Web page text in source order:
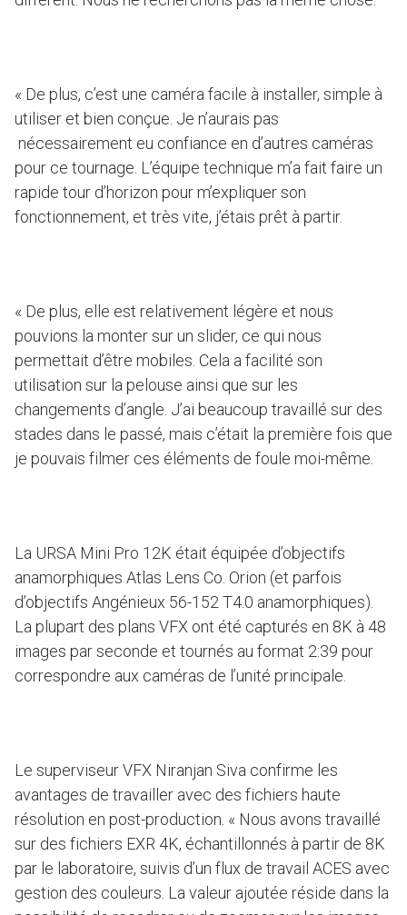
« De plus, c’est une caméra facile à installer, simple à
utiliser et bien conçue. Je n’aurais pas
nécessairement eu confiance en d’autres caméras
pour ce tournage. L’équipe technique m’a fait faire un
rapide tour d’horizon pour m’expliquer son
fonctionnement, et très vite, j’étais prêt à partir.
« De plus, elle est relativement légère et nous
pouvions la monter sur un slider, ce qui nous
permettait d’être mobiles. Cela a facilité son
utilisation sur la pelouse ainsi que sur les
changements d’angle. J’ai beaucoup travaillé sur des
stades dans le passé, mais c’était la première fois que
je pouvais filmer ces éléments de foule moi-même.
La URSA Mini Pro 12K était équipée d’objectifs
anamorphiques Atlas Lens Co. Orion (et parfois
d’objectifs Angénieux 56-152 T4.0 anamorphiques).
La plupart des plans VFX ont été capturés en 8K à 48
images par seconde et tournés au format 2:39 pour
correspondre aux caméras de l’unité principale.
Le superviseur VFX Niranjan Siva confirme les
avantages de travailler avec des fichiers haute
résolution en post-production. « Nous avons travaillé
sur des fichiers EXR 4K, échantillonnés à partir de 8K
par le laboratoire, suivis d’un flux de travail ACES avec
gestion des couleurs. La valeur ajoutée réside dans la